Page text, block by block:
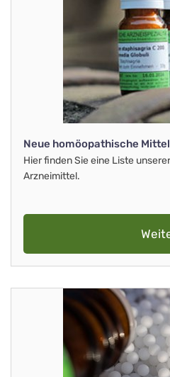
Neue homöopathische
Hier finden Sie eine Liste
Arzneimittel.